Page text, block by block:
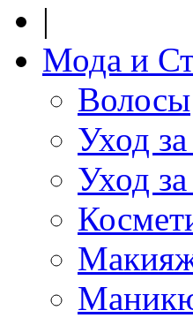
|
Мода и
Волосы
Уход
Уход